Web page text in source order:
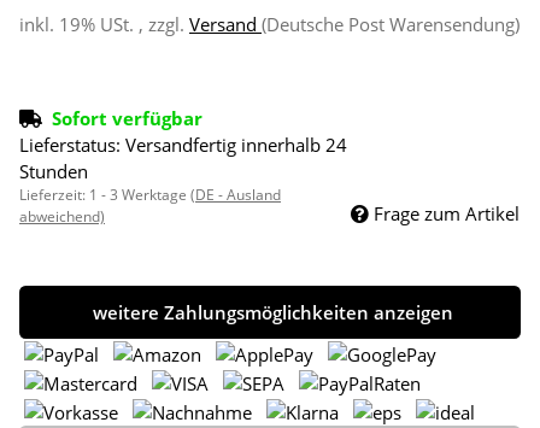
inkl. 19% USt. , zzgl. Versand (Deutsche Post Warensendung)
Sofort verfügbar
Lieferstatus: Versandfertig innerhalb 24
Stunden
Lieferzeit: 1 - 3 Werktage (DE - Ausland
abweichend)
Frage zum Artikel
weitere Zahlungsmöglichkeiten anzeigen